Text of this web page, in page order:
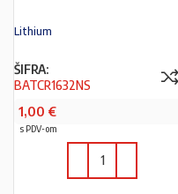
Lithium
ŠIFRA:
BATCR1632NS
1,00 €
s PDV-om